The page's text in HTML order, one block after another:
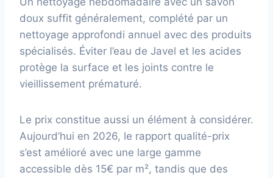
doux suffit généralement, complété par un
nettoyage approfondi annuel avec des produits
spécialisés. Éviter l’eau de Javel et les acides
protège la surface et les joints contre le
vieillissement prématuré.
Le prix constitue aussi un élément à considérer.
Aujourd’hui en 2026, le rapport qualité-prix
s’est amélioré avec une large gamme
accessible dès 15€ par m², tandis que des